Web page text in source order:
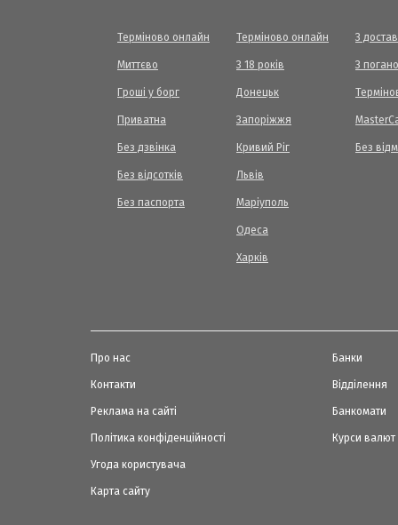
Терміново онлайн
Миттєво
Гроші у борг
Приватна
Без дзвінка
Без відсотків
Без паспорта
Терміново онлайн
З 18 років
Донецьк
Запоріжжя
Кривий Ріг
Львів
Маріуполь
Одеса
Харків
З
З
Без
Про нас
Контакти
Реклама на сайті
Політика конфіденційності
Угода користувача
Карта сайту
Банки
Відділення
Банкомати
Курси валют